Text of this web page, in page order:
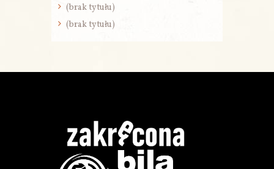
(brak tytułu)
(brak tytułu)